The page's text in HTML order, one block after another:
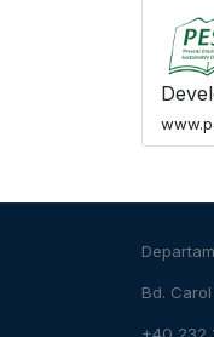
Bd.
+40 232